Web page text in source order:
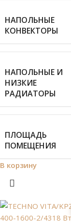
НАПОЛЬНЫЕ
КОНВЕКТОРЫ
НАПОЛЬНЫЕ И
НИЗКИЕ
РАДИАТОРЫ
ПЛОЩАДЬ
ПОМЕЩЕНИЯ
В корзину